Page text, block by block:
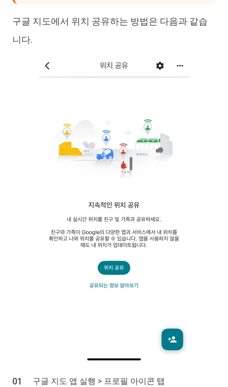
구글 지도에서 위치 공유하는 방법은 다음과 같습
니다.
구글 지도 앱 실행 > 프로필 아이콘 탭